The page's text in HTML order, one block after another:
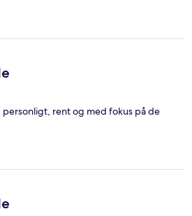
rent og med fokus på de